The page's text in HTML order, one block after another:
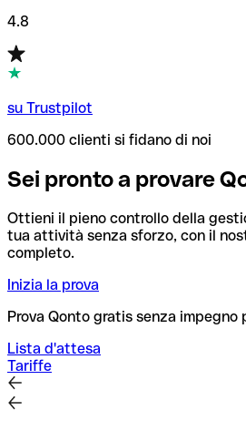
4.8
su Trustpilot
600.000 clienti si fidano di noi
Sei pronto a provare
Ottieni il pieno controllo della
tua attività senza sforzo, con il
completo.
Inizia la prova
Prova Qonto gratis senza impegno
Lista d'attesa
Tariffe